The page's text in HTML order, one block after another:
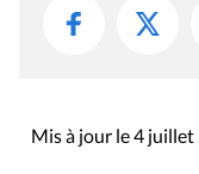
Mis à jour le 4 juillet